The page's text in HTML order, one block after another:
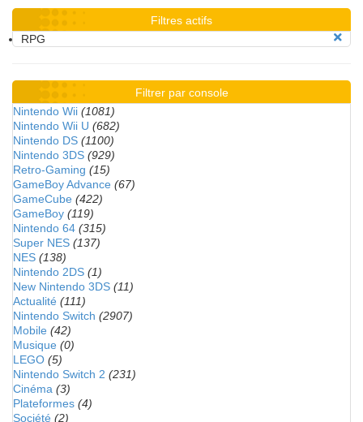
Filtres actifs
RPG
Filtrer par console
Nintendo Wii (1081)
Nintendo Wii U (682)
Nintendo DS (1100)
Nintendo 3DS (929)
Retro-Gaming (15)
GameBoy Advance (67)
GameCube (422)
GameBoy (119)
Nintendo 64 (315)
Super NES (137)
NES (138)
Nintendo 2DS (1)
New Nintendo 3DS (11)
Actualité (111)
Nintendo Switch (2907)
Mobile (42)
Musique (0)
LEGO (5)
Nintendo Switch 2 (231)
Cinéma (3)
Plateformes (4)
Société (2)